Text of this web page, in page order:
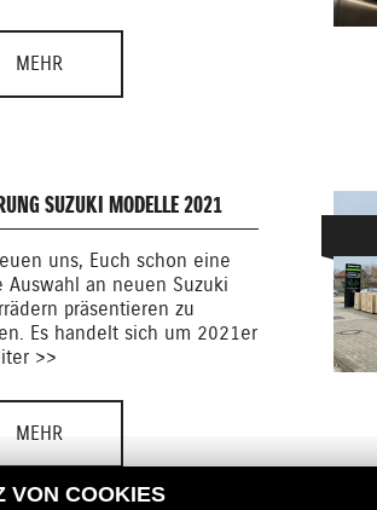
MEHR
SUZUKI MODELLE 2021
uns, Euch schon eine
Auswahl an neuen Suzuki
präsentieren zu
Es handelt sich um 2021er
>>
MEHR
VON COOKIES